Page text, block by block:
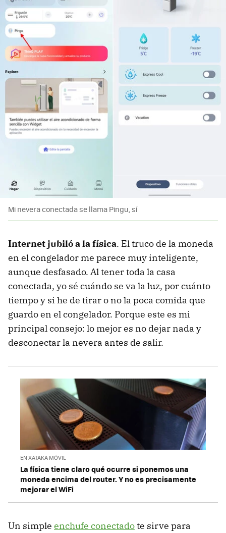
Mi nevera conectada se llama Pingu, sí
Internet jubiló a la física. El truco de la moneda
en el congelador me parece muy inteligente,
aunque desfasado. Al tener toda la casa
conectada, yo sé cuándo se va la luz, por cuánto
tiempo y si he de tirar o no la poca comida que
guardo en el congelador. Porque este es mi
principal consejo: lo mejor es no dejar nada y
desconectar la nevera antes de salir.
EN XATAKA MÓVIL
La física tiene claro qué ocurre si ponemos una
moneda encima del router. Y no es precisamente
mejorar el WiFi
Un simple enchufe conectadote sirve para